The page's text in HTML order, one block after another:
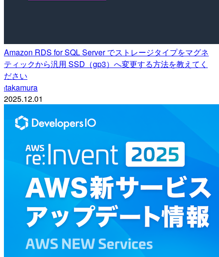
Amazon RDS for SQL Server でストレージタイプをマグネ
ティックから汎用 SSD（gp3）へ変更する方法を教えてく
ださい
ttakamura
2025.12.01